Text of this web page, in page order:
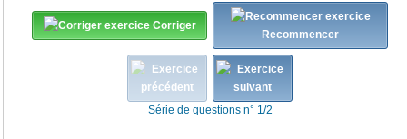
Corriger
Recommencer
Série de questions n° 1/2